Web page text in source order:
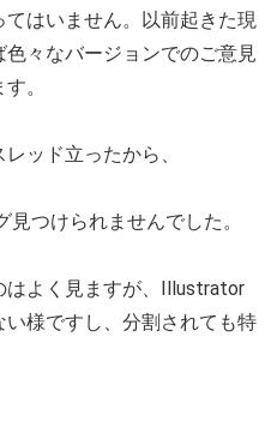
はいません。以前起きた現
々なバージョンでのご意見
。
ッド立ったから、
つけられませんでした。
はよく見ますが、Illustrator
様ですし、分割されても特